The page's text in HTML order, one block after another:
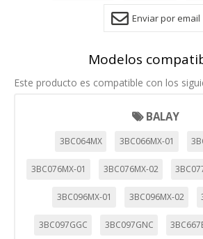
Enviar por email
Modelos
Este producto es compatible con los
BALAY
3BC064MX 3BC066MX-01
3BC076MX-01 3BC076MX-02
3BC096MX-01 3BC096MX-02
3BC097GGC 3BC097GNC